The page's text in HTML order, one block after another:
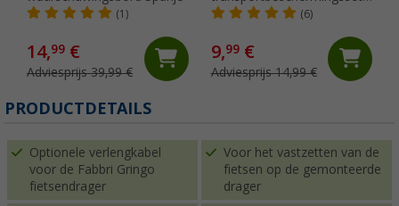
(1)
14,99 €
Adviesprijs 39,99 €
voor fietsendrager 7-delig
(6)
9,99€
Adviesprijs 14,99 €
PRODUCTDETAILS
Optionele verlengkabel
voor de Fabbri Gringo
fietsendrager
Voor het vastzetten van de
fietsen op de gemonteerde
drager